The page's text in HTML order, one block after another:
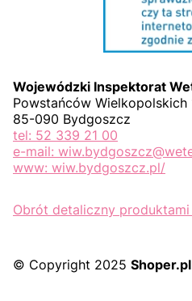
Wojewódzki Inspektorat
Powstańców Wielkopolskich
85-090 Bydgoszcz
tel: 52 339 21 00
e-mail:
www: wiw.bydgoszcz.pl/
Obrót detaliczny produktami
© Copyright 2025 Shoper.pl